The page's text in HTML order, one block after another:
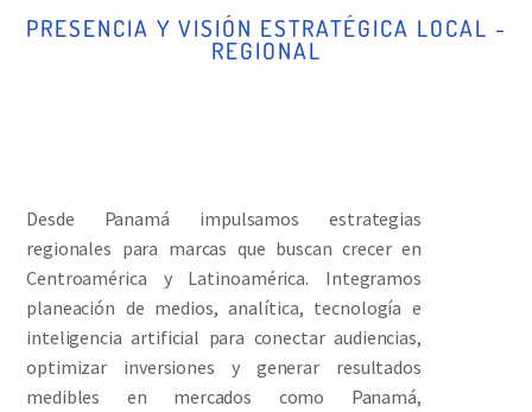
PRESENCIA Y VISIÓN ESTRATÉGICA LOCAL -
REGIONAL
Desde Panamá impulsamos estrategias
regionales para marcas que buscan crecer en
Centroamérica y Latinoamérica. Integramos
planeación de medios, analítica, tecnología e
inteligencia artificial para conectar audiencias,
optimizar inversiones y generar resultados
medibles en mercados como Panamá,